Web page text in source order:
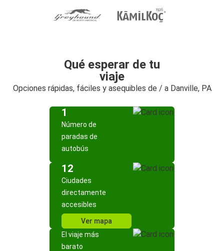
Qué esperar de tu
viaje
Opciones rápidas, fáciles y asequibles de / a Danville, PA
1
Número de
paradas de
autobús
12
Ciudades
directamente
accesibles
Ver mapa
El viaje más
barato